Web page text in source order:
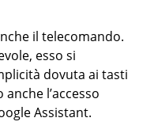
il telecomando.
esso si
dovuta ai tasti
l’accesso
Assistant.